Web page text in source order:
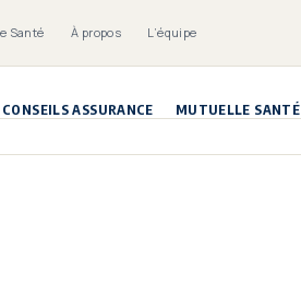
Santé À propos L’équipe
CONSEILS ASSURANCE MUTUELLE SANTÉ